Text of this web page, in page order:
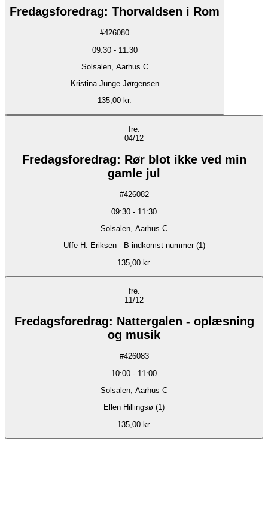
Fredagsforedrag: Thorvaldsen i Rom
#426080
09:30- 11:30
Solsalen, Aarhus C
Kristina Junge Jørgensen
135,00 kr.
fre.
04/12
Fredagsforedrag: Rør blot ikke ved min
gamle jul
#426082
09:30 - 11:30
Solsalen, Aarhus C
Uffe H. Eriksen - B indkomst nummer (1)
135,00 kr.
fre.
11/12
Fredagsforedrag: Nattergalen - oplæsning
og musik
#426083
10:00 - 11:00
Solsalen, Aarhus C
Ellen Hillingsø (1)
135,00 kr.